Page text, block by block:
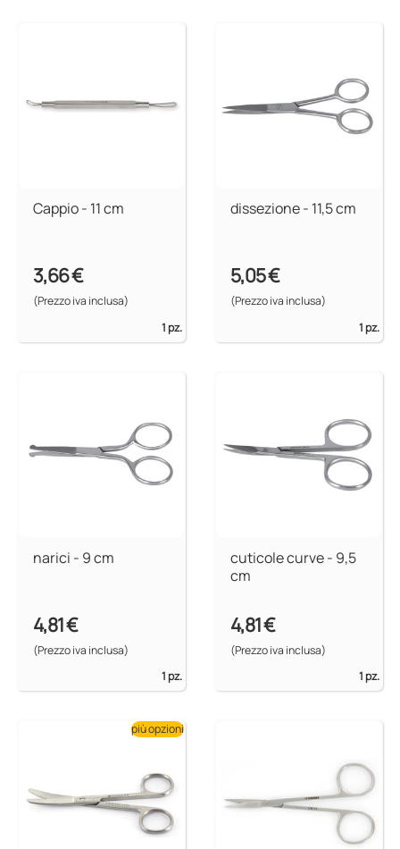
Cappio - 11 cm
3,66 €
(Prezzo iva inclusa)
1 pz.
dissezione - 11,5 cm
5,05 €
(Prezzo iva inclusa)
1 pz.
narici - 9 cm
4,81 €
(Prezzo iva inclusa)
1 pz.
cuticole curve - 9,5
cm
4,81 €
(Prezzo iva inclusa)
1 pz.
più opzioni